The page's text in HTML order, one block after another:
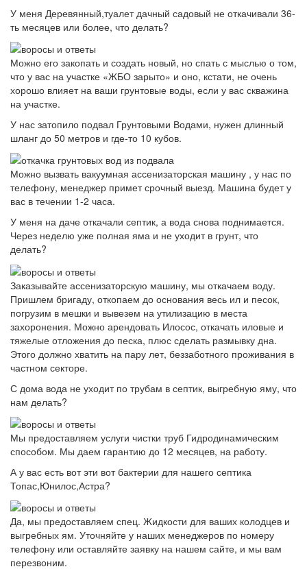
У меня Деревянный,туалет дачный садовый не откачивали 36-
ть месяцев или более, что делать?
Можно его закопать и создать новый, но спать с мыслью о том,
что у вас на участке «ЖБО зарыто» и оно, кстати, не очень
хорошо влияет на ваши грунтовые воды, если у вас скважина
на участке.
У нас затопило подвал Грунтовыми Водами, нужен длинный
шланг до 50 метров и где-то 10 кубов.
Можно вызвать вакуумная ассенизаторская машину , у нас по
телефону, менеджер примет срочный выезд. Машина будет у
вас в течении 1-2 часа.
У меня на даче откачали септик, а вода снова поднимается.
Через неделю уже полная яма и не уходит в грунт, что
делать?
Заказывайте ассенизаторскую машину, мы откачаем воду.
Пришлем бригаду, откопаем до основания весь ил и песок,
погрузим в мешки и вывезем на утилизацию в места
захоронения. Можно арендовать Илосос, откачать иловые и
тяжелые отложения до песка, плюс сделать размывку дна.
Этого должно хватить на пару лет, беззаботного проживания в
частном секторе.
С дома вода не уходит по трубам в септик, выгребную яму, что
нам делать?
Мы предоставляем услуги чистки труб Гидродинамическим
способом. Мы даем гарантию до 12 месяцев, на работу.
А у вас есть вот эти вот бактерии для нашего септика
Топас,Юнилос,Астра?
Да, мы предоставляем спец. Жидкости для ваших колодцев и
выгребных ям. Уточняйте у наших менеджеров по номеру
телефону или оставляйте заявку на нашем сайте, и мы вам
перезвоним.